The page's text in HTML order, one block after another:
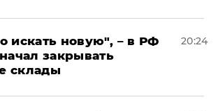
искать новую", – в РФ
закрывать
склады
20:24